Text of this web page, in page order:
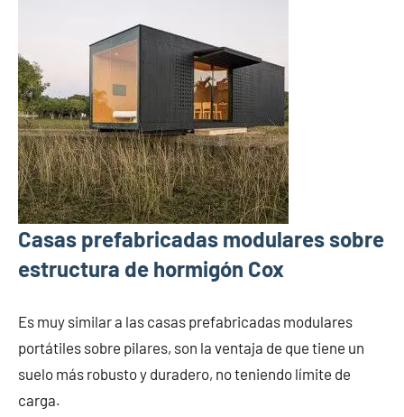
Casas prefabricadas modulares sobre
estructura de hormigón Cox
Es muy similar a las casas prefabricadas modulares
portátiles sobre pilares, son la ventaja de que tiene un
suelo más robusto y duradero, no teniendo límite de
carga.